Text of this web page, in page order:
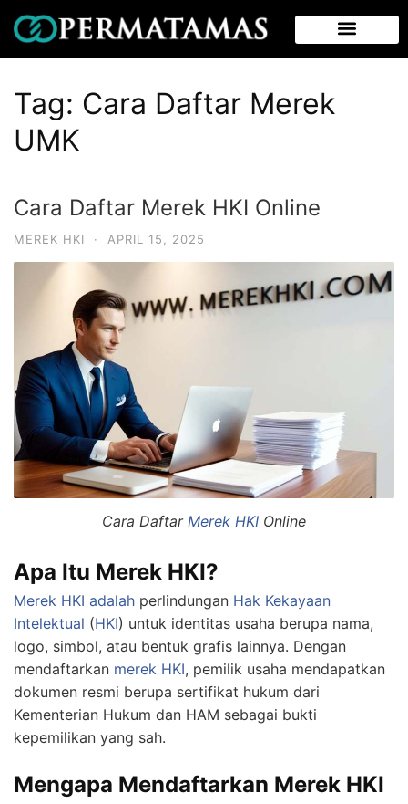
Tag: Cara Daftar Merek
UMK
Cara Daftar Merek HKI Online
MEREK HKI · APRIL 15, 2025
Cara Daftar Merek HKI Online
Apa Itu Merek HKI?
Merek HKI adalah perlindungan Hak Kekayaan
Intelektual (HKI) untuk identitas usaha berupa nama,
logo, simbol, atau bentuk grafis lainnya. Dengan
mendaftarkan merek HKI, pemilik usaha mendapatkan
dokumen resmi berupa sertifikat hukum dari
Kementerian Hukum dan HAM sebagai bukti
kepemilikan yang sah.
Mengapa Mendaftarkan Merek HKI